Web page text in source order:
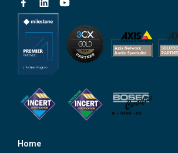
Home